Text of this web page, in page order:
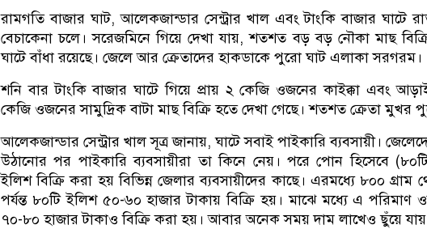
রামগতি বাজার ঘাট, আলেকজান্ডার সেন্ট্রার খাল এবং টাংকি বাজার ঘাটে
বেচাকেনা চলে। সরেজমিনে গিয়ে দেখা যায়, শতশত বড় বড় নৌকা মাছ
ঘাটে বাঁধা রয়েছে। জেলে আর ক্রেতাদের হাকডাকে পুরো ঘাট এলাকা সরগরম।
শনি বার টাংকি বাজার ঘাটে গিয়ে প্রায় ২ কেজি ওজনের কাইক্কা এবং
কেজি ওজনের সামুদ্রিক বাটা মাছ বিক্রি হতে দেখা গেছে। শতশত ক্রেতা মুখর
আলেকজান্ডার সেন্ট্রার খাল সূত্র জানায়, ঘাটে সবাই পাইকারি ব্যবসায়ী।
উঠানোর পর পাইকারি ব্যবসায়ীরা তা কিনে নেয়। পরে পোন হিসেবে
ইলিশ বিক্রি করা হয় বিভিন্ন জেলার ব্যবসায়ীদের কাছে। এরমধ্যে ৮০০ গ্রাম
পর্যন্ত ৮০টি ইলিশ ৫০-৬০ হাজার টাকায় বিক্রি হয়। মাঝে মধ্যে এ পরিমাণ
৭০-৮০ হাজার টাকাও বিক্রি করা হয়। আবার অনেক সময় দাম লাখেও ছুঁয়ে